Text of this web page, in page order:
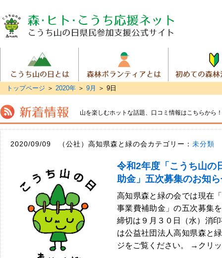
トップページ ＞2020年 ＞9月 ＞9日
山を楽しむホットな話題、 口コミ情報はこちらから！
2020/09/09 （公社）高知県森と緑の会カテゴリー： 未分類
令和2年度「こうち山の
助金」五次募集のお知
高知県森と緑の会では現在
事業費補助金」の五次募集
締切は９月３０日（水）消
は公益社団法人高知県森と
ジをご覧ください。 →クリ